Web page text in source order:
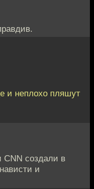
и неплохо пляшут
CNN создали в
и